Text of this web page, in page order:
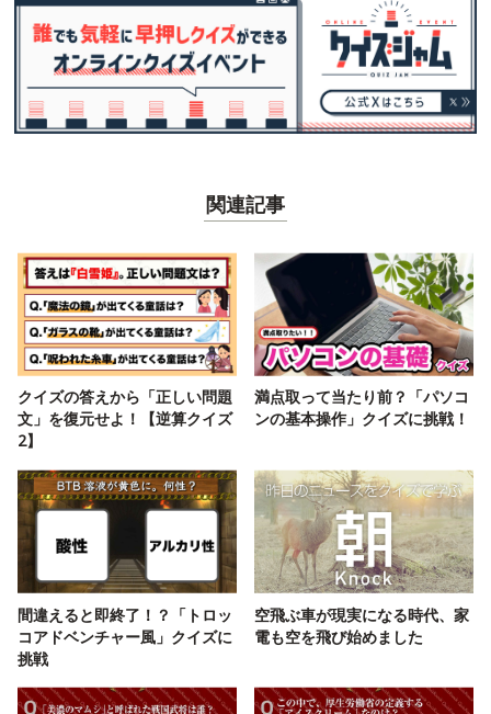
関連記事
クイズの答えから「正しい問題
文」を復元せよ！【逆算クイズ
2】
満点取って当たり前？「パソコ
ンの基本操作」クイズに挑戦！
間違えると即終了！？「トロッ
コアドベンチャー風」クイズに
挑戦
空飛ぶ車が現実になる時代、家
電も空を飛び始めました